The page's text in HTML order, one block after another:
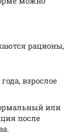
рационы,
взрослое
или
после